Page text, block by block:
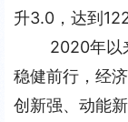
升3.0，达到
2020年以来
稳健前行，经
创新强、动能